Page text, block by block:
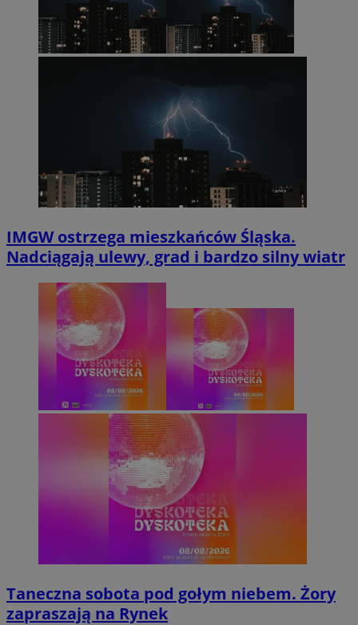
IMGW ostrzega mieszkańców Śląska.
Nadciągają ulewy, grad i bardzo silny wiatr
Taneczna sobota pod gołym niebem. Żory
zapraszają na Rynek